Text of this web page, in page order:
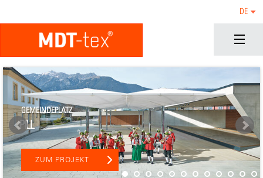
DE
DÄNEMARK
ZUM PROJEKT
GEMEINDEPLATZ
PILL
ZUM PROJEKT